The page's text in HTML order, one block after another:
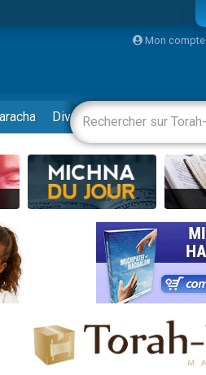
insalubre
de violences...
Enfants
Mon compte
Divertissements Livres